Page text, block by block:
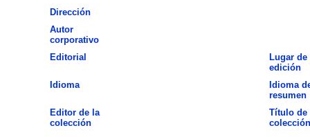
Dirección
Autor
corporativo
Editorial
Lugar de
edición
Idioma
Idioma
resumen
Editor de la
colección
Título de
colección